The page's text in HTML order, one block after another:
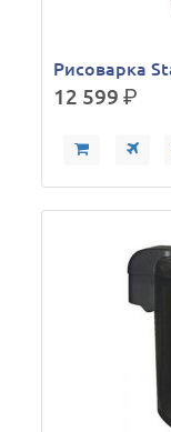
Рисоварка
12 599р.